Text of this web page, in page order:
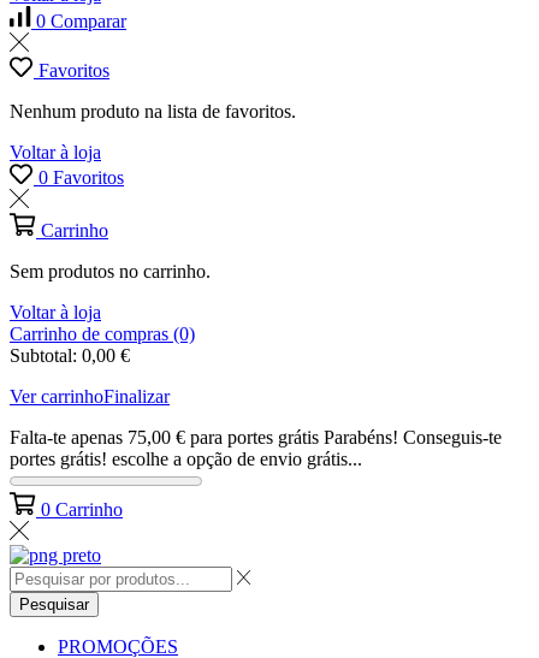
0 Comparar
Favoritos
Nenhum produto na lista de favoritos.
Voltar à loja
0 Favoritos
Carrinho
Sem produtos no carrinho.
Voltar à loja
Carrinho de compras (0)
Subtotal: 0,00 €
Ver carrinhoFinalizar
Falta-te apenas 75,00 € para portes grátis Parabéns! Conseguis-te
portes grátis! escolhe a opção de envio grátis...
0 Carrinho
Pesquisar
PROMOÇÕES